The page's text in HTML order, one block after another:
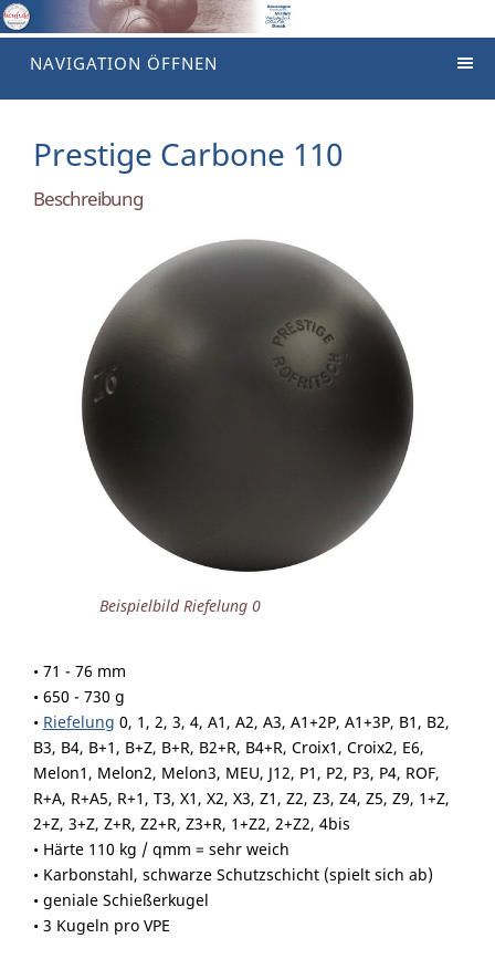
NAVIGATION ÖFFNEN
Prestige Carbone 110
Beschreibung
Beispielbild Riefelung 0
• 71 - 76 mm
• 650 - 730 g
• Riefelung 0, 1, 2, 3, 4, A1, A2, A3, A1+2P, A1+3P, B1, B2,
B3, B4, B+1, B+Z, B+R, B2+R, B4+R, Croix1, Croix2, E6,
Melon1, Melon2, Melon3, MEU, J12, P1, P2, P3, P4, ROF,
R+A, R+A5, R+1, T3, X1, X2, X3, Z1, Z2, Z3, Z4, Z5, Z9, 1+Z,
2+Z, 3+Z, Z+R, Z2+R, Z3+R, 1+Z2, 2+Z2, 4bis
• Härte 110 kg / qmm = sehr weich
• Karbonstahl, schwarze Schutzschicht (spielt sich ab)
• geniale Schießerkugel
• 3 Kugeln pro VPE